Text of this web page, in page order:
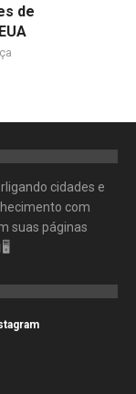
de
cidades e
com
suas páginas